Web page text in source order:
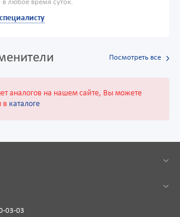
любое время суток.
Посмотреть все
аналогов на нашем сайте, Вы можете
в каталоге
03-03